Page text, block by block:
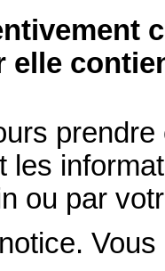
elle
les
ou par